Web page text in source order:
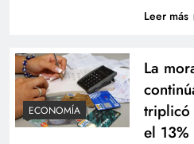
Leer más
ECONOMÍA
La
triplicó
el 13%